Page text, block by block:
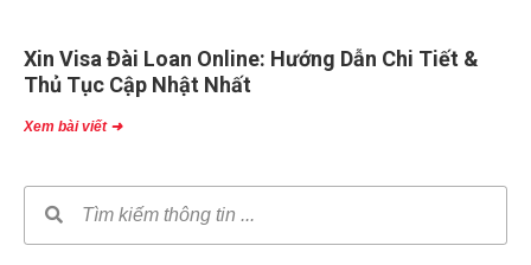
Xin Visa Đài Loan Online: Hướng Dẫn Chi Tiết &
Thủ Tục Cập Nhật Nhất
Xem bài viết ➜